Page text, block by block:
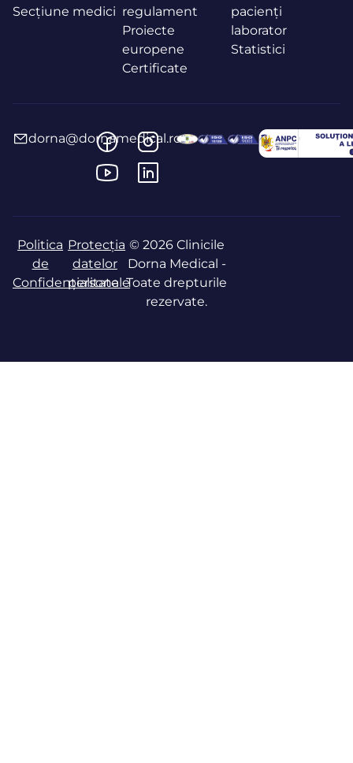
Secțiune medici regulament
Proiecte
europene
Certificate
pacienți
laborator
Statistici
dorna@dornamedical.ro
Politica
de
Confidențialitate
Protecția
datelor
personale
© 2026 Clinicile
Dorna Medical -
Toate drepturile
rezervate.